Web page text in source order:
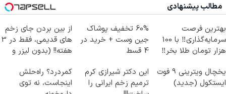
مطالب پیشنهادی
بهترین فرصت
سرمایه‌گذاری‼️ با 100
هزار تومان طلا بخر‼️
60% تخفیف پوشاک
جین وست + خرید در
4 قسط
از بین بردن جای زخم
های قدیمی، فقط در 3
هفته!! (بدون لیزر و
یخچال ویترینی 9 فوت
ایستکول (جدید)
این دکتر شیرازی کرم
ترمیم زخم ایرانی را
کمردرد؟ راه‌حلش
اینجاست، نه توی